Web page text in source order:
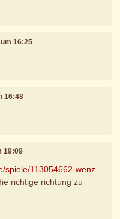
16:25
16:48
19:09
spiele/113054662-wenz-...
richtige richtung zu